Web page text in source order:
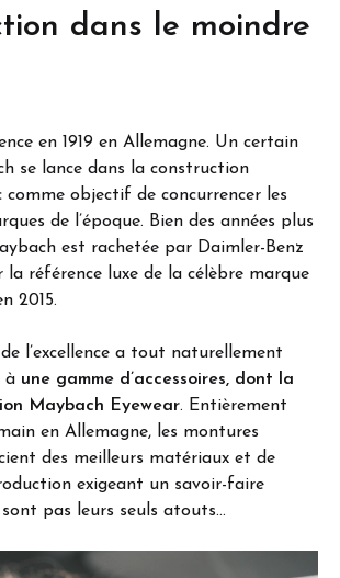
dans le moindre
en 1919 en Allemagne. Un certain
se lance dans la construction
objectif de concurrencer les
de l’époque. Bien des années plus
est rachetée par Daimler-Benz
la référence luxe de la célèbre marque
2015.
l’excellence a tout naturellement
à une gamme d’accessoires, dont la
Maybach Eyewear. Entièrement
en Allemagne, les montures
des meilleurs matériaux et de
exigeant un savoir-faire
pas leurs seuls atouts…